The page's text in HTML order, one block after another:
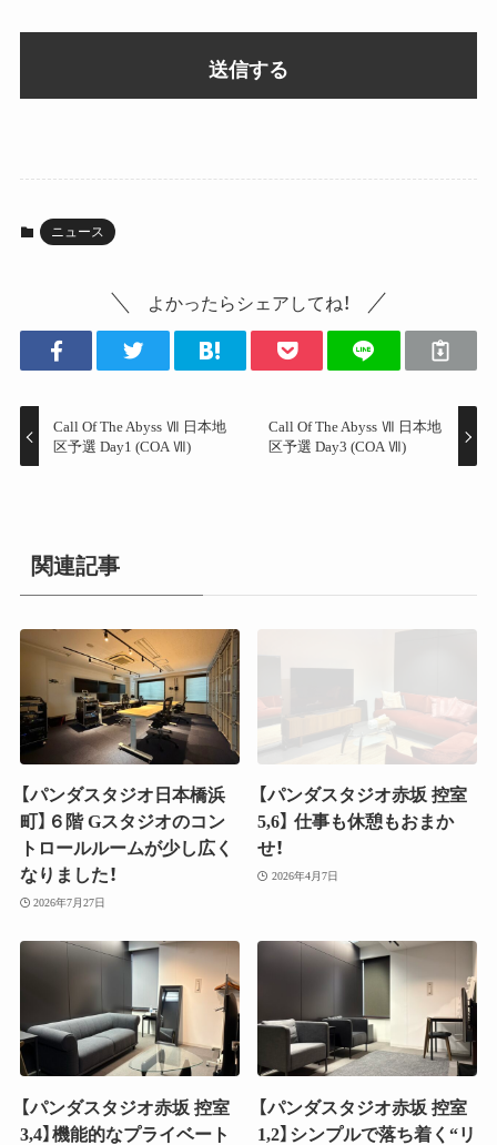
ニュース
よかったらシェアしてね！
Call Of The Abyss Ⅶ 日本地
区予選 Day1 (COA Ⅶ)
Call Of The Abyss Ⅶ 日本地
区予選 Day3 (COA Ⅶ)
関連記事
【パンダスタジオ日本橋浜
町】６階 Gスタジオのコン
トロールルームが少し広く
なりました！
2026年7月27日
【パンダスタジオ赤坂 控室
5,6】 仕事も休憩もおまか
せ！
2026年4月7日
【パンダスタジオ赤坂 控室
3,4】機能的なプライベート
【パンダスタジオ赤坂 控室
1,2】シンプルで落ち着く“リ